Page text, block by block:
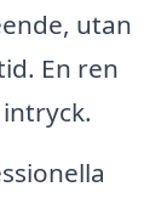
utan
En ren